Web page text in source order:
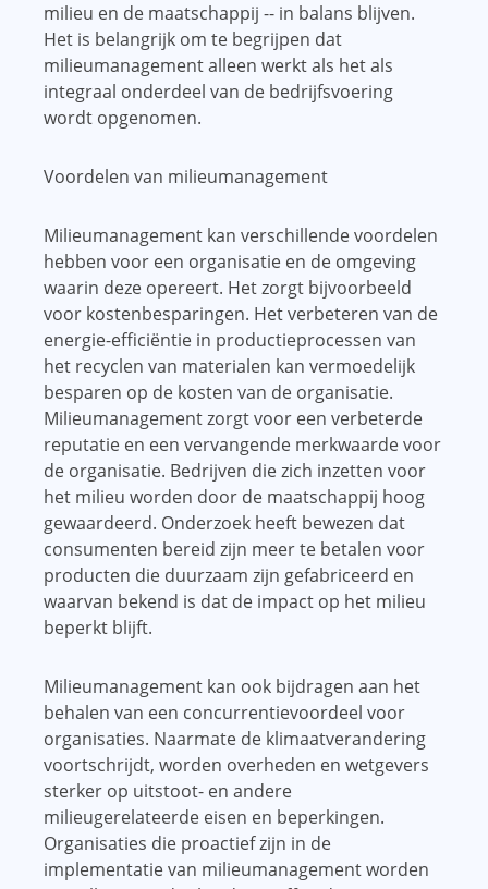
milieu en de maatschappij -- in balans blijven.
Het is belangrijk om te begrijpen dat
milieumanagement alleen werkt als het als
integraal onderdeel van de bedrijfsvoering
wordt opgenomen.
Voordelen van milieumanagement
Milieumanagement kan verschillende voordelen
hebben voor een organisatie en de omgeving
waarin deze opereert. Het zorgt bijvoorbeeld
voor kostenbesparingen. Het verbeteren van de
energie-efficiëntie in productieprocessen van
het recyclen van materialen kan vermoedelijk
besparen op de kosten van de organisatie.
Milieumanagement zorgt voor een verbeterde
reputatie en een vervangende merkwaarde voor
de organisatie. Bedrijven die zich inzetten voor
het milieu worden door de maatschappij hoog
gewaardeerd. Onderzoek heeft bewezen dat
consumenten bereid zijn meer te betalen voor
producten die duurzaam zijn gefabriceerd en
waarvan bekend is dat de impact op het milieu
beperkt blijft.
Milieumanagement kan ook bijdragen aan het
behalen van een concurrentievoordeel voor
organisaties. Naarmate de klimaatverandering
voortschrijdt, worden overheden en wetgevers
sterker op uitstoot- en andere
milieugerelateerde eisen en beperkingen.
Organisaties die proactief zijn in de
implementatie van milieumanagement worden